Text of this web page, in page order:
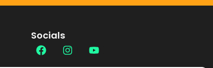
Socials